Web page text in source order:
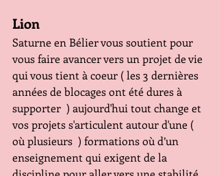
Lion
Saturne en Bélier vous soutient pour
vous faire avancer vers un projet de vie
qui vous tient à coeur ( les 3 dernières
années de blocages ont été dures à
supporter  ) aujourd'hui tout change et
vos projets s'articulent autour d'une (
où plusieurs  ) formations où d’un
enseignement qui exigent de la